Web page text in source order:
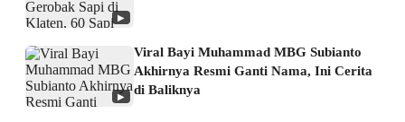
▶
▶
Viral Bayi Muhammad MBG Subianto
Akhirnya Resmi Ganti Nama, Ini Cerita
di Baliknya